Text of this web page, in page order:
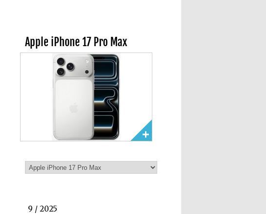
Apple iPhone 17 Pro Max
9 / 2025